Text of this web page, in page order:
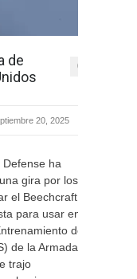
de
0
20, 2025
Defense ha
gira por los
el Beechcraft
para usar en
de
de la Armada
trajo